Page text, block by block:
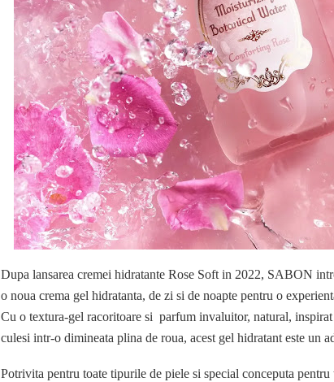
Dupa lansarea cremei hidratante Rose Soft in 2022, SABON
o noua crema gel hidratanta, de zi si de noapte pentru o
Cu o textura-gel racoritoare si parfum invaluitor, natural,
culesi intr-o dimineata plina de roua, acest gel hidratant este un
Potrivita pentru toate tipurile de piele si special conceputa